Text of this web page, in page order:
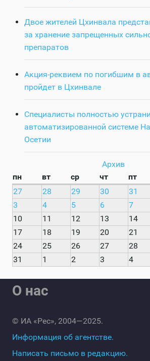
Двое жителей Цхинвала
за хранение запрещенных
препаратов
Акция-реквием по погибшим в
пройдет в Цхинвале
Специалисты полностью
автоматизированной системе
Осетии
Архив
пн
вт ср чт пт
27
28 29 30 31
3
4 5 6 7
10
11 12 13 14
17
18 19 20 21
24
25 26 27 28
31
1 2 3 4
О нас
© ИА «Рес», 2004—2025.
Информация об агентстве.
Написать письмо в редакцию.